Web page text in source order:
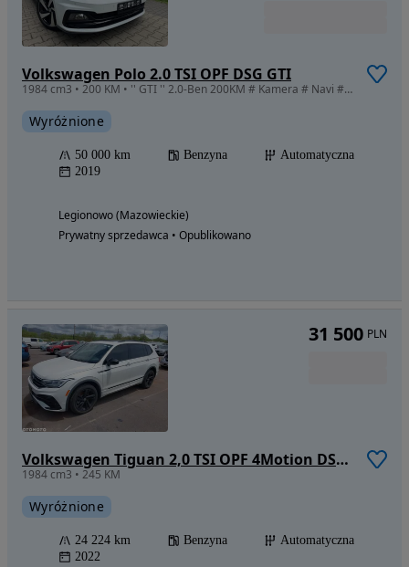
Volkswagen Polo 2.0 TSI OPF DSG GTI
1984 cm3 • 200 KM • '' GTI '' 2.0-Ben 200KM # Kamera # Navi # DSG # 50 tkm SERWIS # z DE
Wyróżnione
50 000 km Benzyna
Automatyczna
2019
Legionowo (Mazowieckie)
Prywatny sprzedawca • Opublikowano
Volkswagen Tiguan 2,0 TSI OPF 4Motion DSG R-Line
1984 cm3 • 245 KM
Wyróżnione
24 224 km Benzyna
Automatyczna
2022
31 500 PLN